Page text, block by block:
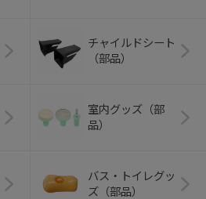
チャイルドシート
（部品）
室内グッズ（部
品）
バス・トイレグッ
ズ（部品）